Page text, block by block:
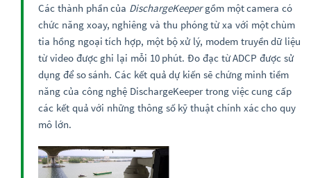
Các thành phần của DischargeKeepergồm một camera có
chức năng xoay, nghiêng và thu phóng từ xa với một chùm
tia hồng ngoại tích hợp, một bộ xử lý, modem truyền dữ liệu
từ video được ghi lại mỗi 10 phút. Đo đạc từ ADCP được sử
dụng để so sánh. Các kết quả dự kiến sẽ chứng minh tiềm
năng của công nghệ DischargeKeeper trong việc cung cấp
các kết quả với những thông số kỹ thuật chính xác cho quy
mô lớn.